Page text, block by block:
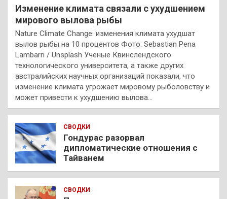
Изменение климата связали с ухудшением
мирового вылова рыбы
Nature Climate Change: изменения климата ухудшат
вылов рыбы на 10 процентов Фото: Sebastian Pena
Lambarri / Unsplash Ученые Квинслендского
технологического университета, а также других
австралийских научных организаций показали, что
изменение климата угрожает мировому рыболовству и
может привести к ухудшению вылова…
СВОДКИ
Гондурас разорвал
дипломатические отношения с
Тайванем
СВОДКИ